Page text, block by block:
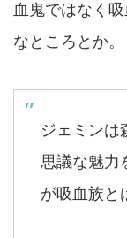
血鬼ではなく
なところとか。
ジェミンは
思議な魅力
が吸血族と